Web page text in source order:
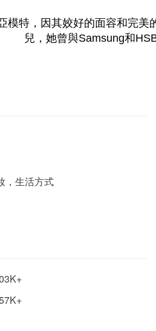
模特，因其姣好的面容和完美
兒，她曾與Samsung和
生活方式